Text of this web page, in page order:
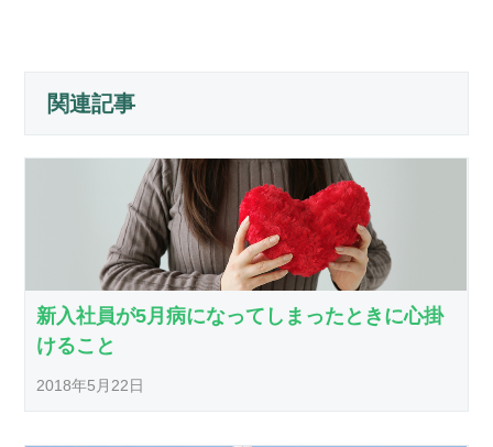
関連記事
新入社員が5月病になってしまったときに心掛
けること
2018年5月22日